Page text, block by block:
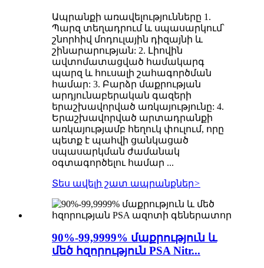
Ապրանքի առավելությունները 1.
Պարզ տեղադրում և սպասարկում՝
շնորհիվ մոդուլային դիզայնի և
շինարարության: 2. Լիովին
ավտոմատացված համակարգ
պարզ և հուսալի շահագործման
համար: 3. Բարձր մաքրության
արդյունաբերական գազերի
երաշխավորված առկայությունը: 4.
Երաշխավորված արտադրանքի
առկայությամբ հեղուկ փուլում, որը
պետք է պահվի ցանկացած
սպասարկման ժամանակ
օգտագործելու համար ...
Տես ավելի շատ ապրանքներ>
90%-99,9999% մաքրություն և
մեծ հզորություն PSA Nitr...